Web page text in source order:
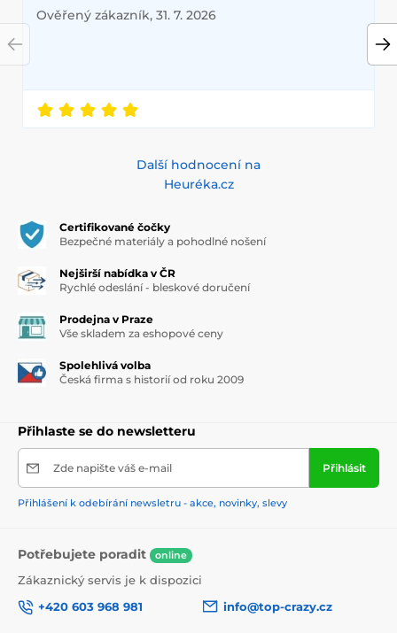
Ověřený zákazník, 31. 7. 2026
Další hodnocení na
Heuréka.cz
Certifikované čočky
Bezpečné materiály a pohodlné nošení
Nejširší nabídka v ČR
Rychlé odeslání - bleskové doručení
Prodejna v Praze
Vše skladem za eshopové ceny
Spolehlivá volba
Česká firma s historií od roku 2009
Přihlaste se do newsletteru
Zde napište váš e-mail Přihlásit
Přihlášení k odebírání newsletru - akce, novinky, slevy
Potřebujete poradit online
Zákaznický servis je k dispozici
+420 603 968 981
info@top-crazy.cz